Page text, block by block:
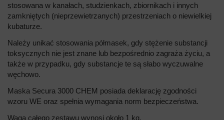
stosowana w kanałach, studzienkach, zbiornikach i innych
zamkniętych (nieprzewietrzanych) przestrzeniach o niewielkiej
kubaturze.
Należy unikać stosowania półmasek, gdy stężenie substancji
toksycznych nie jest znane lub bezpośrednio zagraża życiu, a
także w przypadku, gdy substancje te są słabo wyczuwalne
węchowo.
Maska Secura 3000 CHEM posiada deklarację zgodności
wzoru WE oraz spełnia wymagania norm bezpieczeństwa.
Waga całego zestawu wynosi około 1 kg.